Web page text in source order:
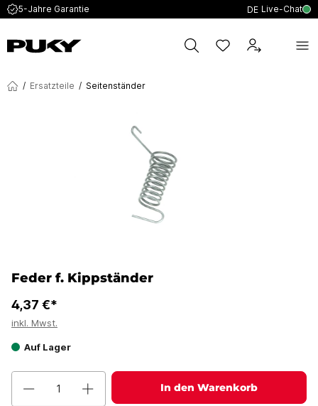
5-Jahre Garantie DE Live-Chat
/ Ersatzteile / Seitenständer
Feder f. Kippständer
4,37 €*
inkl. Mwst.
Auf Lager
In den Warenkorb